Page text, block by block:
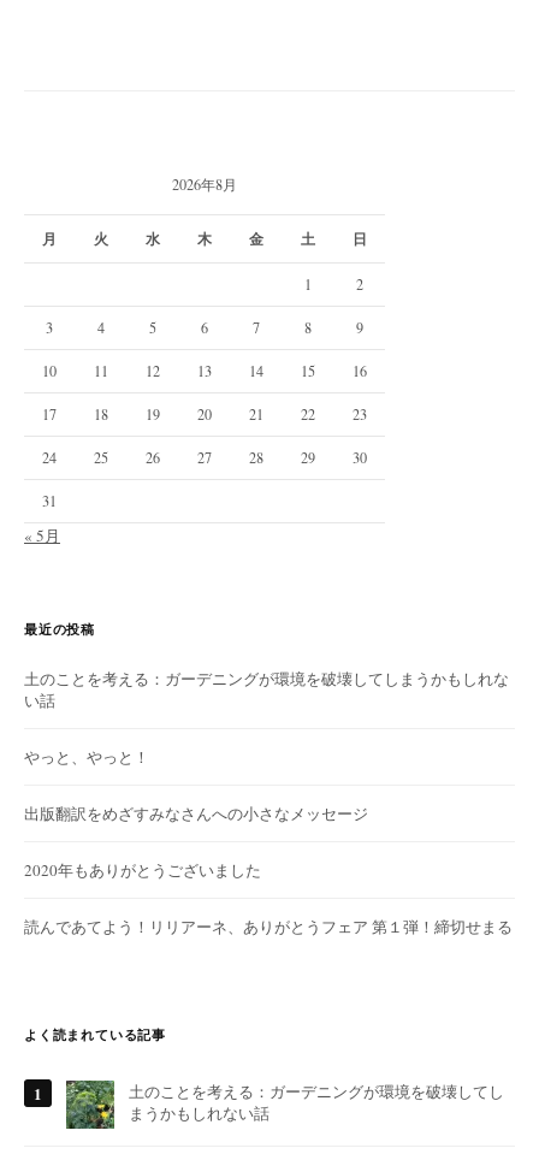
2026年8月
月 火 水 木 金 土 日
1 2
3 4 5 6 7 8 9
10 11 12 13 14 15 16
17 18 19 20 21 22 23
24 25 26 27 28 29 30
31
« 5月
最近の投稿
土のことを考える：ガーデニングが環境を破壊してしまうかもしれな
い話
やっと、やっと！
出版翻訳をめざすみなさんへの小さなメッセージ
2020年もありがとうございました
読んであてよう！リリアーネ、ありがとうフェア 第１弾！締切せまる
よく読まれている記事
土のことを考える：ガーデニングが環境を破壊してし
まうかもしれない話